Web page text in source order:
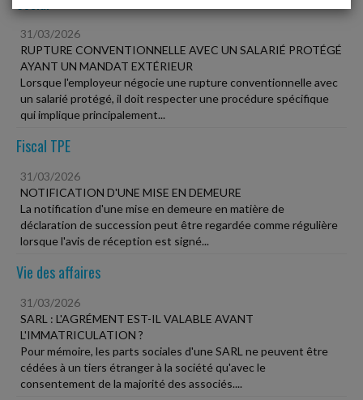
31/03/2026
RUPTURE CONVENTIONNELLE AVEC UN SALARIÉ PROTÉGÉ
AYANT UN MANDAT EXTÉRIEUR
Lorsque l'employeur négocie une rupture conventionnelle avec
un salarié protégé, il doit respecter une procédure spécifique
qui implique principalement...
Fiscal TPE
31/03/2026
NOTIFICATION D'UNE MISE EN DEMEURE
La notification d'une mise en demeure en matière de
déclaration de succession peut être regardée comme régulière
lorsque l'avis de réception est signé...
Vie des affaires
31/03/2026
SARL : L'AGRÉMENT EST-IL VALABLE AVANT
L'IMMATRICULATION ?
Pour mémoire, les parts sociales d'une SARL ne peuvent être
cédées à un tiers étranger à la société qu'avec le
consentement de la majorité des associés....